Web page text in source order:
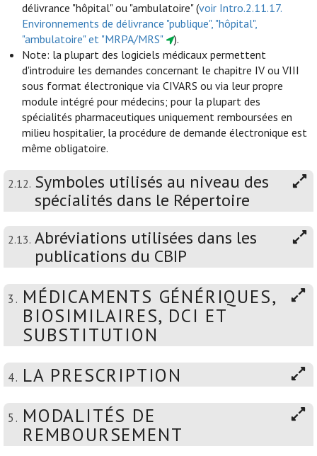
délivrance "hôpital" ou "ambulatoire" (voir Intro.2.11.17.
Environnements de délivrance "publique", "hôpital",
"ambulatoire" et "MRPA/MRS"
).
Note: la plupart des logiciels médicaux permettent
d'introduire les demandes concernant le chapitre IV ou VIII
sous format électronique via CIVARS ou via leur propre
module intégré pour médecins; pour la plupart des
spécialités pharmaceutiques uniquement remboursées en
milieu hospitalier, la procédure de demande électronique est
même obligatoire.
2.12. Symboles utilisés au niveau des
spécialités dans le Répertoire
2.13. Abréviations utilisées dans les
publications du CBIP
3. MÉDICAMENTS GÉNÉRIQUES,
BIOSIMILAIRES, DCI ET
SUBSTITUTION
4. LA PRESCRIPTION
5. MODALITÉS DE
REMBOURSEMENT